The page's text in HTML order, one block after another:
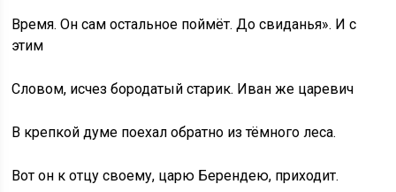
Время. Он сам остальное поймёт. До свиданья». И с
этим
Словом, исчез бородатый старик. Иван же царевич
В крепкой думе поехал обратно из тёмного леса.
Вот он к отцу своему, царю Берендею, приходит.